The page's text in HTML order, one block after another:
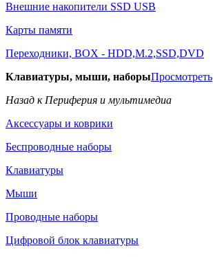
Внешние накопители SSD USB
Карты памяти
Переходники, BOX - HDD,M.2,SSD,DVD
Клавиатуры, мыши, наборыПросмотреть
Назад к Периферия и мультимедиа
Аксессуары и коврики
Беспроводные наборы
Клавиатуры
Мыши
Проводные наборы
Цифровой блок клавиатуры